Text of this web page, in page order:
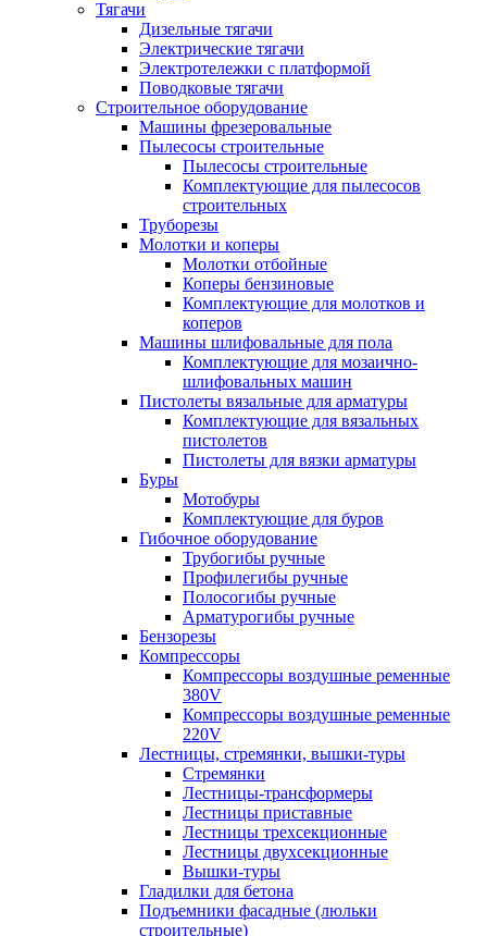
Тягачи
Дизельные тягачи
Электрические тягачи
Электротележки с платформой
Поводковые тягачи
Строительное оборудование
Машины фрезеровальные
Пылесосы строительные
Пылесосы строительные
Комплектующие для пылесосов
строительных
Труборезы
Молотки и коперы
Молотки отбойные
Коперы бензиновые
Комплектующие для молотков и
коперов
Машины шлифовальные для пола
Комплектующие для мозаично-
шлифовальных машин
Пистолеты вязальные для арматуры
Комплектующие для вязальных
пистолетов
Пистолеты для вязки арматуры
Буры
Мотобуры
Комплектующие для буров
Гибочное оборудование
Трубогибы ручные
Профилегибы ручные
Полосогибы ручные
Арматурогибы ручные
Бензорезы
Компрессоры
Компрессоры воздушные ременные
380V
Компрессоры воздушные ременные
220V
Лестницы, стремянки, вышки-туры
Стремянки
Лестницы-трансформеры
Лестницы приставные
Лестницы трехсекционные
Лестницы двухсекционные
Вышки-туры
Гладилки для бетона
Подъемники фасадные (люльки
строительные)